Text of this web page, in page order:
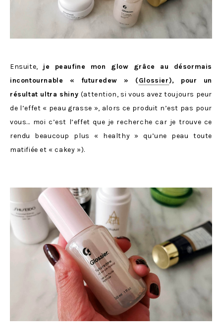
Ensuite,
je peaufine mon glow grâce au désormais
incontournable « futuredew » (Glossier), pour un
résultat ultra shiny (attention, si vous avez toujours peur
de l’effet « peau grasse », alors ce produit n’est pas pour
vous… moi c’est l’effet que je recherche car je trouve ce
rendu beaucoup plus « healthy » qu’une peau toute
matifiée et « cakey »).